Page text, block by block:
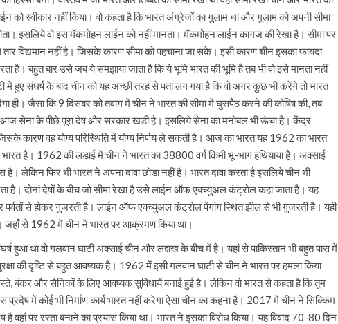
को स्वीकार नहीं किया। वो कहता है कि भारत अंग्रेजों का गुलाम था और गुलाम को अपनी सीमा
इसलिये वो इस मॅकमोहन लाईन को नहीं मानता। मॅकमोहन लाईन कागज की रेखा है। सीमा पर
तार विद्यमान नहीं है। जिसके कारण सीमा को पहचाना जा सके। इसी कारण चीन इसका फायदा
है। बहुत बार उसे जब ये समझाया जाता है कि ये भूमि भारत की भूमि है तब भी वो इसे मानता नहीं
हुए संघर्ष के बाद चीन को यह अच्छी तरह से पता लग गया है कि वो अगर कुछ भी करेंगे तो भारत
ही। जैसा कि 9 दिसंबर को तवांग में चीन ने भारत की सीमा में घुसपैठ करने की कोषिष की, तब
सेना के पीछे पूरा देष और सरकार खडी है। इसलिये सेना का मनोबल भी ऊंचा है। केंद्र
कारण वह योग्य परिस्थिति में योग्य निर्णय ले सकती है। आज का भारत यह 1962 का भारत
है। 1962 की लडाई में चीन ने भारत का 38800 वर्ग किमी भू-भाग हथियाया है। अक्साई
है। लेकिन फिर भी भारत ने अपना दावा छोडा नहीं है। भारत दावा करता है इसलिये चीन भी
है। दोनां देषों के बीच जो सीमा रेखा है उसे लाईन ऑफ एक्च्युअल कंट्रोल कहा जाता है। यह
पर्वतों से होकर गुजरती है। लाईन ऑफ एक्च्युअल कंट्रोल पेंगांग स्थित झील से भी गुजरती है। यही
जहाँ से 1962 में चीन ने भारत पर आक्रमण किया था।
हुआ था वो गलवान घाटी अक्साई चीन और लद्दाख के बीच में है। यहां से पाकिस्तान भी बहुत पास में
की दृष्टि से बहुत आवष्यक है। 1962 में इसी गलवान घाटी से चीन ने भारत पर हमला किया
बंकर और सैनिकों के लिए आवष्यक सुविधायें बनाई हुई है। लेकिन वो भारत से कहता है कि तुम
में कोई भी निर्माण कार्य भारत नहीं करेगा ऐसा चीन का कहना है। 2017 में चीन ने सिक्किम
वहां पर रस्ता बनाने का प्रयास किया था। भारत ने इसका विरोध किया। यह विवाद 70-80 दिन